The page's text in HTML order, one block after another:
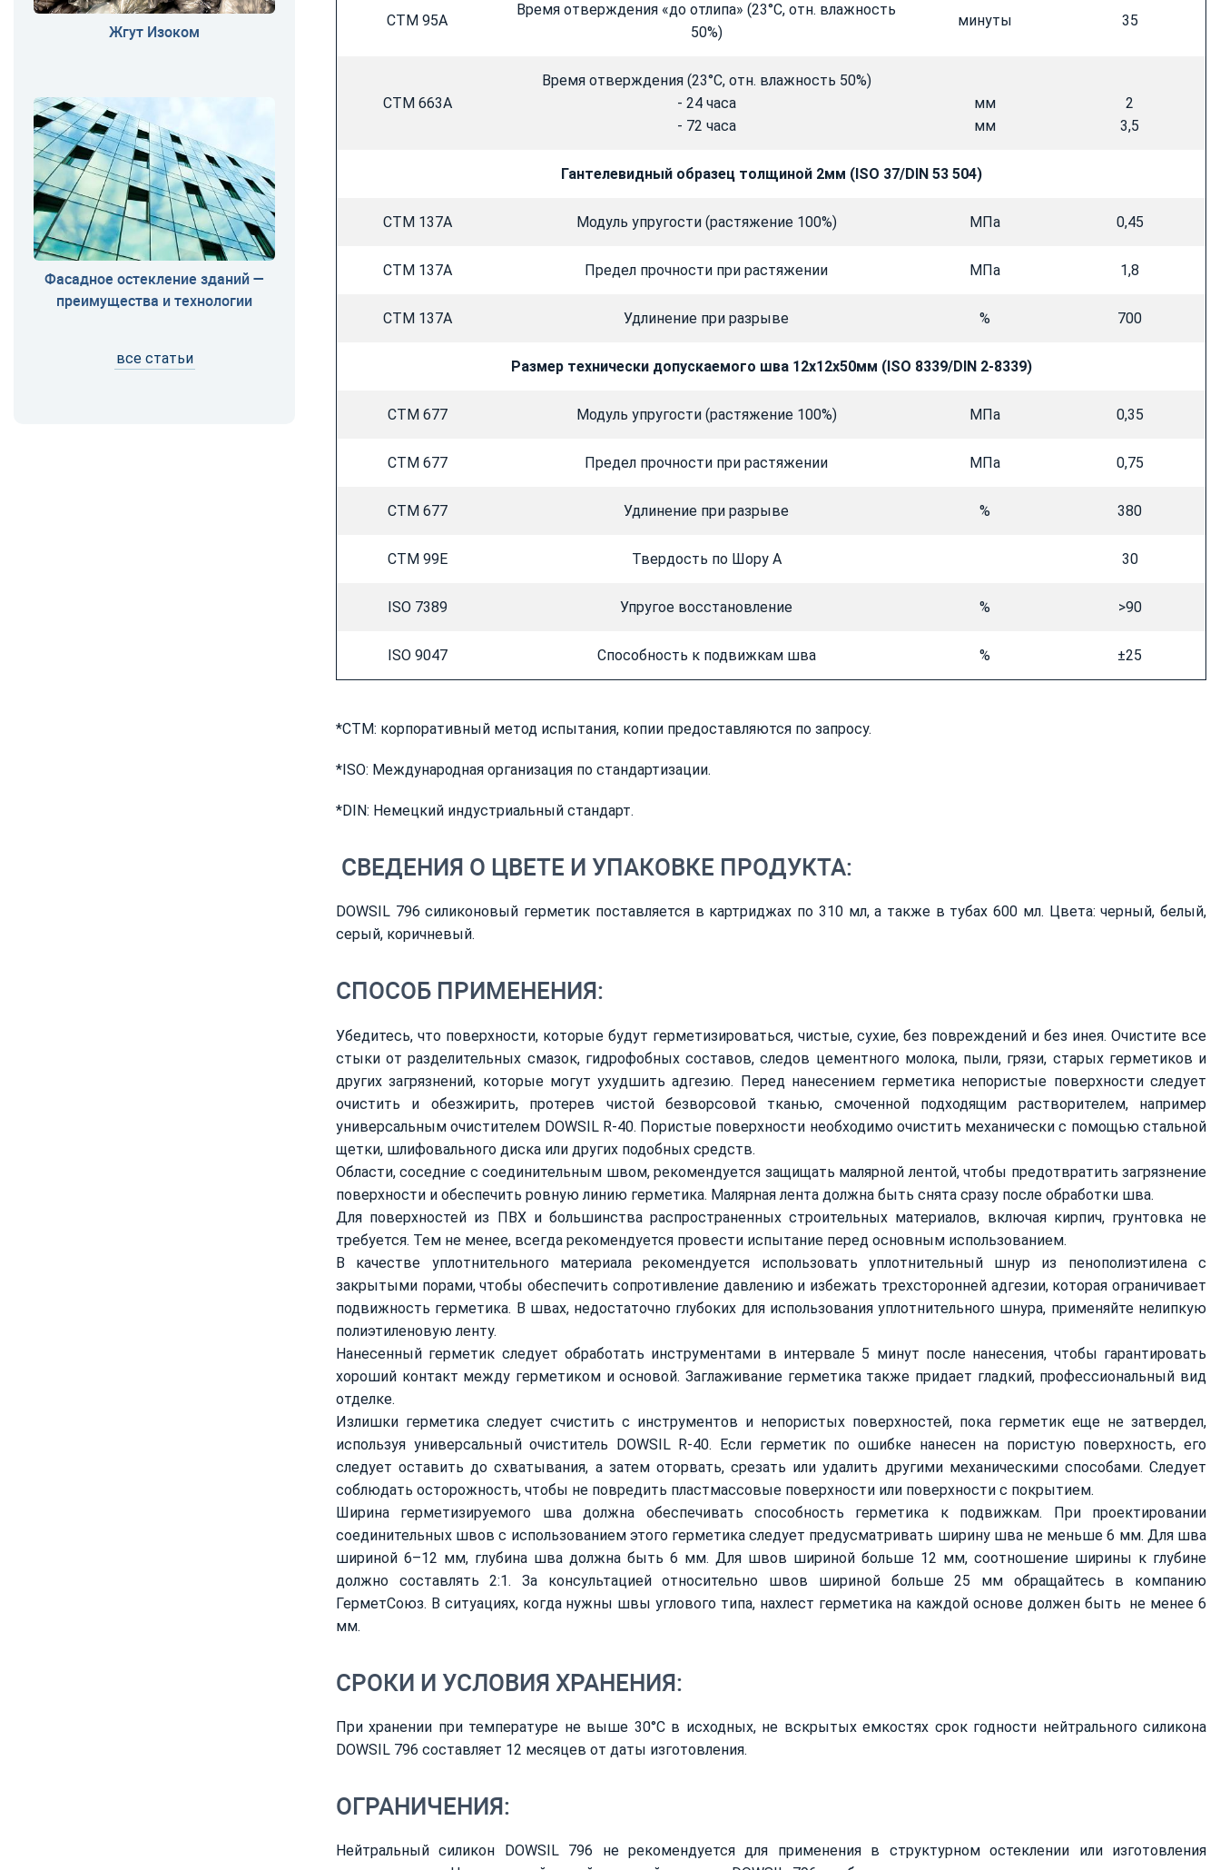
Жгут Изоком
Фасадное остекление зданий —
преимущества и технологии
все статьи
CTM 95A
Время отверждения «до отлипа» (23°C, отн. влажность
50%)
минуты 35
CTM 663A
Время отверждения (23°C, отн. влажность 50%)
- 24 часа
- 72 часа
мм
мм
2
3,5
Гантелевидный образец толщиной 2мм (ISO 37/DIN 53 504)
CTM 137A Модуль упругости (растяжение 100%) МПа 0,45
CTM 137A Предел прочности при растяжении МПа 1,8
CTM 137A Удлинение при разрыве % 700
Размер технически допускаемого шва 12х12х50мм (ISO 8339/DIN 2-8339)
CTM 677 Модуль упругости (растяжение 100%) МПа 0,35
CTM 677 Предел прочности при растяжении МПа 0,75
CTM 677 Удлинение при разрыве % 380
CTM 99E Твердость по Шору А 30
ISO 7389 Упругое восстановление % >90
ISO 9047 Способность к подвижкам шва % ±25
*CTM: корпоративный метод испытания, копии предоставляются по запросу.
*ISO: Международная организация по стандартизации.
*DIN: Немецкий индустриальный стандарт.
СВЕДЕНИЯ О ЦВЕТЕ И УПАКОВКЕ ПРОДУКТА:
DOWSIL 796 силиконовый герметик поставляется в картриджах по 310 мл, а также в тубах 600 мл. Цвета: черный, белый,
серый, коричневый.
СПОСОБ ПРИМЕНЕНИЯ:
Убедитесь, что поверхности, которые будут герметизироваться, чистые, сухие, без повреждений и без инея. Очистите все
стыки от разделительных смазок, гидрофобных составов, следов цементного молока, пыли, грязи, старых герметиков и
других загрязнений, которые могут ухудшить адгезию. Перед нанесением герметика непористые поверхности следует
очистить и обезжирить, протерев чистой безворсовой тканью, смоченной подходящим растворителем, например
универсальным очистителем DOWSIL R-40. Пористые поверхности необходимо очистить механически с помощью стальной
щетки, шлифовального диска или других подобных средств.
Области, соседние с соединительным швом, рекомендуется защищать малярной лентой, чтобы предотвратить загрязнение
поверхности и обеспечить ровную линию герметика. Малярная лента должна быть снята сразу после обработки шва.
Для поверхностей из ПВХ и большинства распространенных строительных материалов, включая кирпич, грунтовка не
требуется. Тем не менее, всегда рекомендуется провести испытание перед основным использованием.
В качестве уплотнительного материала рекомендуется использовать уплотнительный шнур из пенополиэтилена с
закрытыми порами, чтобы обеспечить сопротивление давлению и избежать трехсторонней адгезии, которая ограничивает
подвижность герметика. В швах, недостаточно глубоких для использования уплотнительного шнура, применяйте нелипкую
полиэтиленовую ленту.
Нанесенный герметик следует обработать инструментами в интервале 5 минут после нанесения, чтобы гарантировать
хороший контакт между герметиком и основой. Заглаживание герметика также придает гладкий, профессиональный вид
отделке.
Излишки герметика следует счистить с инструментов и непористых поверхностей, пока герметик еще не затвердел,
используя универсальный очиститель DOWSIL R-40. Если герметик по ошибке нанесен на пористую поверхность, его
следует оставить до схватывания, а затем оторвать, срезать или удалить другими механическими способами. Следует
соблюдать осторожность, чтобы не повредить пластмассовые поверхности или поверхности с покрытием.
Ширина герметизируемого шва должна обеспечивать способность герметика к подвижкам. При проектировании
соединительных швов с использованием этого герметика следует предусматривать ширину шва не меньше 6 мм. Для шва
шириной 6–12 мм, глубина шва должна быть 6 мм. Для швов шириной больше 12 мм, соотношение ширины к глубине
должно составлять 2:1. За консультацией относительно швов шириной больше 25 мм обращайтесь в компанию
ГерметСоюз. В ситуациях, когда нужны швы углового типа, нахлест герметика на каждой основе должен быть не менее 6
мм.
СРОКИ И УСЛОВИЯ ХРАНЕНИЯ:
При хранении при температуре не выше 30°C в исходных, не вскрытых емкостях срок годности нейтрального силикона
DOWSIL 796 составляет 12 месяцев от даты изготовления.
ОГРАНИЧЕНИЯ:
Нейтральный силикон DOWSIL 796 не рекомендуется для применения в структурном остеклении или изготовления